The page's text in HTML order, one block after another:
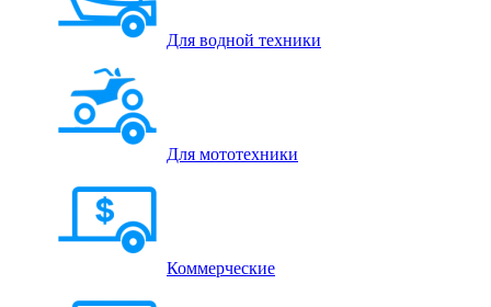
Для водной техники
Для мототехники
Коммерческие